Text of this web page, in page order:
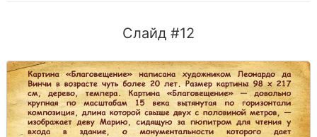
Слайд #12